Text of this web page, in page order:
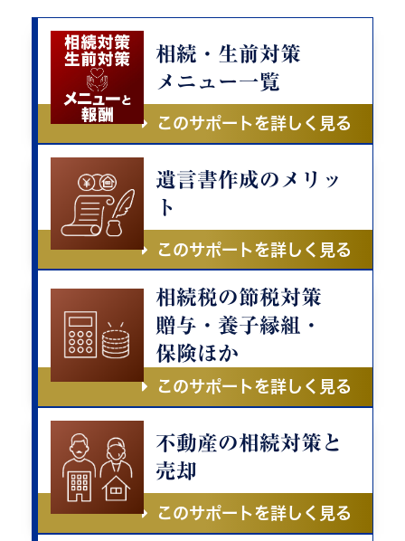
相続・生前対策
メニュー一覧
このサポートを詳しく見る
遺言書作成のメリッ
ト
このサポートを詳しく見る
相続税の節税対策
贈与・養子縁組・
保険ほか
このサポートを詳しく見る
不動産の相続対策と
売却
このサポートを詳しく見る